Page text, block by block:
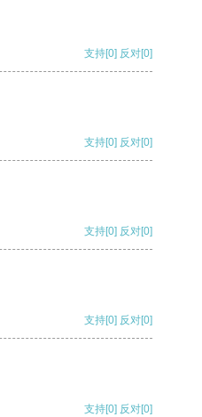
支持[0] 反对[0]
支持[0] 反对[0]
支持[0] 反对[0]
支持[0] 反对[0]
支持[0] 反对[0]